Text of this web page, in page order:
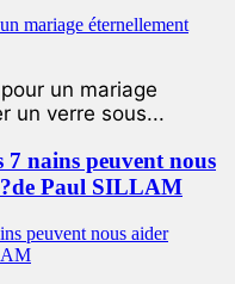
un mariage
un verre sous...
7 nains peuvent nous
Paul SILLAM